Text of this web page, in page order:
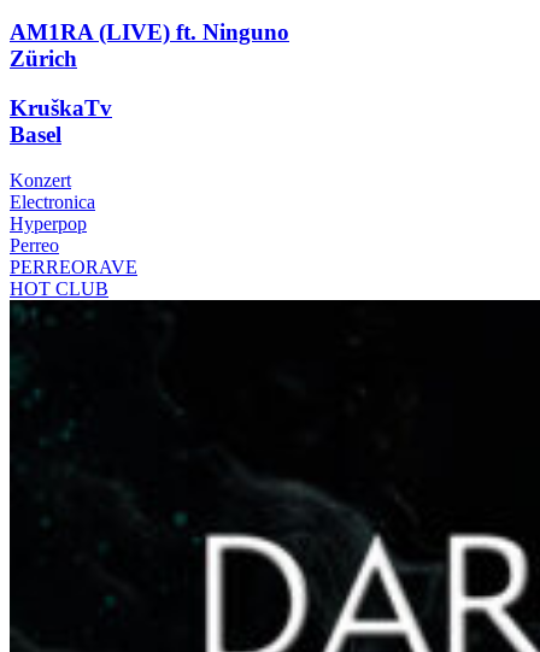
AM1RA (LIVE) ft. Ninguno
Zürich
KruškaTv
Basel
Konzert
Electronica
Hyperpop
Perreo
PERREORAVE
HOT CLUB